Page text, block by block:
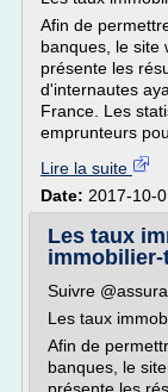
Afin de
banques, le site
présente les
d'internautes
France. Les
emprunteurs
Lire la suite
Date: 2017-10-
Les taux
Suivre
Les taux
Afin de
banques, le